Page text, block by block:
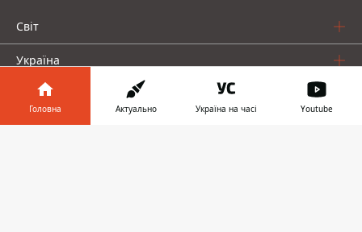
Світ
Україна
Київ
Регіони
Головна Актуально Україна на часі Youtube